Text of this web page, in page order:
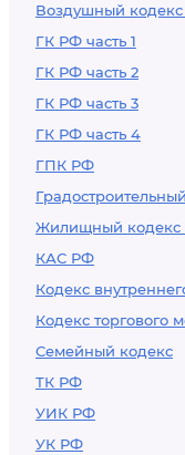
Воздушный
ГК РФ часть 1
ГК РФ часть 2
ГК РФ часть 3
ГК РФ часть 4
ГПК РФ
Жилищный
КАС РФ
Кодекс
Кодекс торгового
Семейный кодекс
ТК РФ
УИК РФ
УК РФ